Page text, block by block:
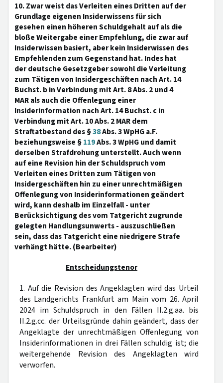
10. Zwar weist das Verleiten eines Dritten auf der
Grundlage eigenen Insiderwissens für sich
gesehen einen höheren Schuldgehalt auf als die
bloße Weitergabe einer Empfehlung, die zwar auf
Insiderwissen basiert, aber kein Insiderwissen des
Empfehlenden zum Gegenstand hat. Indes hat
der deutsche Gesetzgeber sowohl die Verleitung
zum Tätigen von Insidergeschäften nach Art. 14
Buchst. b in Verbindung mit Art. 8 Abs. 2 und 4
MAR als auch die Offenlegung einer
Insiderinformation nach Art. 14 Buchst. c in
Verbindung mit Art. 10 Abs. 2 MAR dem
Straftatbestand des §38Abs. 3 WpHG a.F.
beziehungsweise §119Abs. 3 WpHG und damit
derselben Strafdrohung unterstellt. Auch wenn
auf eine Revision hin der Schuldspruch vom
Verleiten eines Dritten zum Tätigen von
Insidergeschäften hin zu einer unrechtmäßigen
Offenlegung von Insiderinformationen geändert
wird, kann deshalb im Einzelfall - unter
Berücksichtigung des vom Tatgericht zugrunde
gelegten Handlungsunwerts - auszuschließen
sein, dass das Tatgericht eine niedrigere Strafe
verhängt hätte. (Bearbeiter)
Entscheidungstenor
1. Auf die Revision des Angeklagten wird das Urteil
des Landgerichts Frankfurt am Main vom 26. April
2024 im Schuldspruch in den Fällen II.2.g.aa. bis
II.2.g.cc. der Urteilsgründe dahin geändert, dass der
Angeklagte der unrechtmäßigen Offenlegung von
Insiderinformationen in drei Fällen schuldig ist; die
weitergehende Revision des Angeklagten wird
verworfen.